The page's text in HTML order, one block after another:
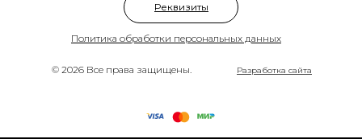
© 2026 Все права защищены.
Политика обработки персональных данных
Разработка сайта
Реквизиты